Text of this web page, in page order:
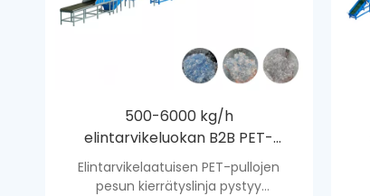
500-6000 kg/h
elintarvikeluokan B2B PET-
pullojen pesulinja
muovinkierrätyslaitokselle
Elintarvikelaatuisen PET-pullojen
pesun kierrätyslinja pystyy